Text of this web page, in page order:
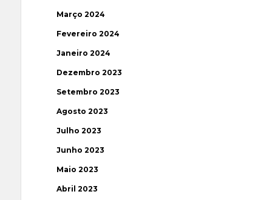
Março 2024
Fevereiro 2024
Janeiro 2024
Dezembro 2023
Setembro 2023
Agosto 2023
Julho 2023
Junho 2023
Maio 2023
Abril 2023